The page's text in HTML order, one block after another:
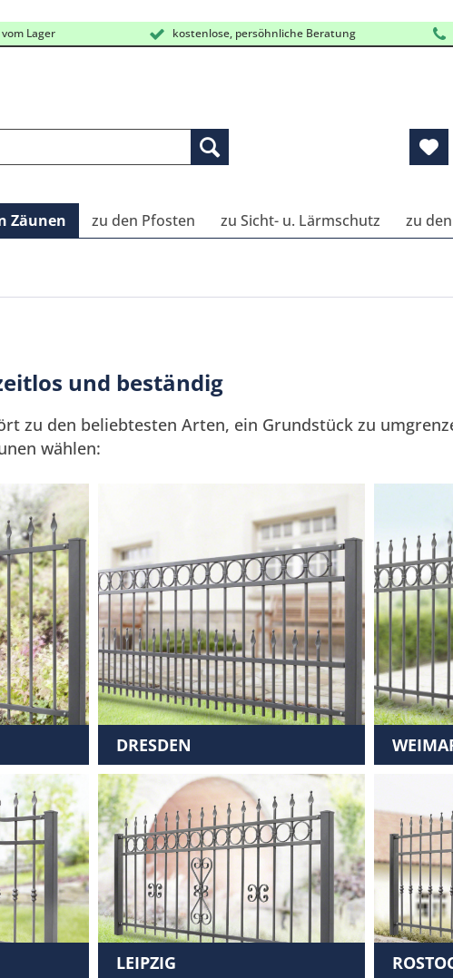
Lager kostenlose, persöhnliche Beratung
Zäunen zu den Pfosten zu Sicht- u. Lärmschutz zu
und beständig
zu den beliebtesten Arten, ein Grundstück zu
wählen:
DRESDEN
LEIPZIG